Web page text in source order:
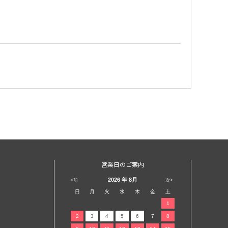
営業日のご案内
<前 次>
2026 年 8月
日 月 火 水 木 金 土
1
2 3 4 5 6 7 8